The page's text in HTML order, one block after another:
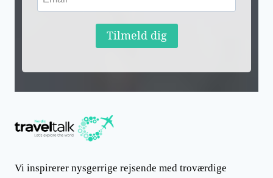
Tilmeld dig
Vi inspirerer nysgerrige rejsende med troværdige